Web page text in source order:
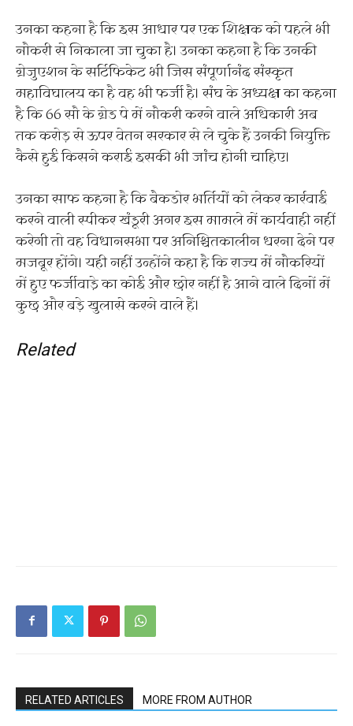
उनका कहना है कि इस आधार पर एक शिक्षक को पहले भी
नौकरी से निकाला जा चुका है। उनका कहना है कि उनकी
ग्रेजुएशन के सर्टिफिकेट भी जिस संपूर्णानंद संस्कृत
महाविघालय का है वह भी फर्जी है। संघ के अध्यक्ष का कहना
है कि 66 सौ के ग्रेड पे में नौकरी करने वाले अधिकारी अब
तक करोड़ से ऊपर वेतन सरकार से ले चुके हैं उनकी नियुक्ति
कैसे हुई किसने कराई इसकी भी जांच होनी चाहिए।
उनका साफ कहना है कि बैकडोर भर्तियोें को लेकर कार्रवाई
करने वाली स्पीकर खंडूरी अगर इस मामले में कार्यवाही नहीं
करेगी तो वह विधानसभा पर अनिश्चितकालीन धरना देने पर
मजबूर होंगे। यही नहीं उन्होंने कहा है कि राज्य में नौकरियों
में हुए फर्जीवाडे़ का कोई और छोर नहीं है आने वाले दिनों में
कुछ और बड़े खुलासे करने वाले हैं।
Related
RELATED ARTICLES MORE FROM AUTHOR